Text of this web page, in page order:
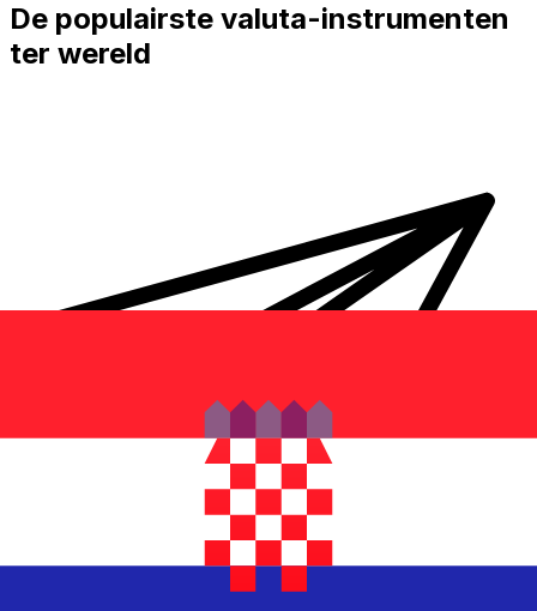
De populairste valuta-instrumenten
ter wereld